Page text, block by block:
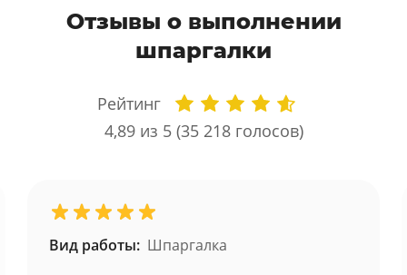
Отзывы о выполнении
шпаргалки
Рейтинг
4,89 из 5 (35 218голосов)
Вид работы: Шпаргалка